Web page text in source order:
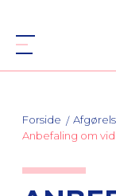
Forside
Anbefaling om